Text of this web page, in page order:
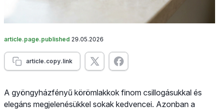
article.page.published 29.05.2026
article.copy.link
A gyöngyházfényű körömlakkok finom csillogásukkal és
elegáns megjelenésükkel sokak kedvencei. Azonban a